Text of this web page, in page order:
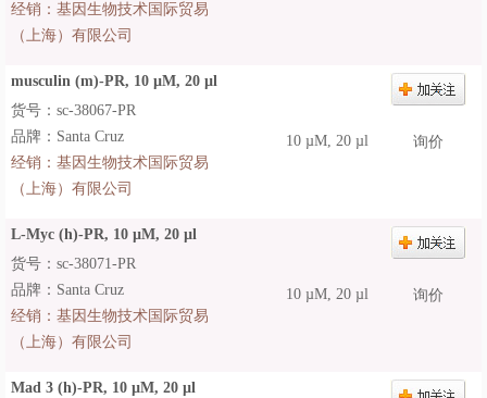
经销： 基因生物技术国际贸易
（上海）有限公司
musculin (m)-PR, 10 µM, 20 µl
10 µM, 20 µl 询价
货号：sc-38067-PR
品牌：Santa Cruz
经销： 基因生物技术国际贸易
（上海）有限公司
L-Myc (h)-PR, 10 µM, 20 µl
10 µM, 20 µl 询价
货号：sc-38071-PR
品牌：Santa Cruz
经销： 基因生物技术国际贸易
（上海）有限公司
Mad 3 (h)-PR, 10 µM, 20 µl